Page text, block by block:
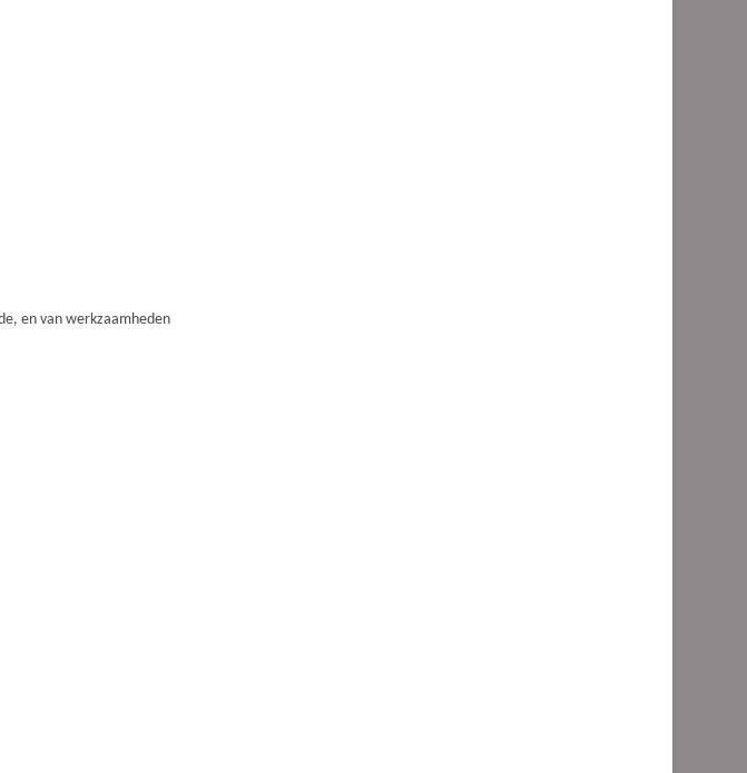
en van werkzaamheden